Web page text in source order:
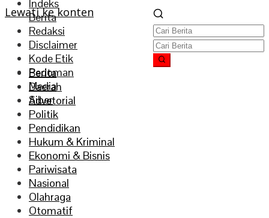
Lewati ke konten
Indeks
Berita
Redaksi
Disclaimer
Kode Etik
Pedoman
Media
Siber
Berita
Daerah
Advetorial
Politik
Pendidikan
Hukum & Kriminal
Ekonomi & Bisnis
Pariwisata
Nasional
Olahraga
Otomatif